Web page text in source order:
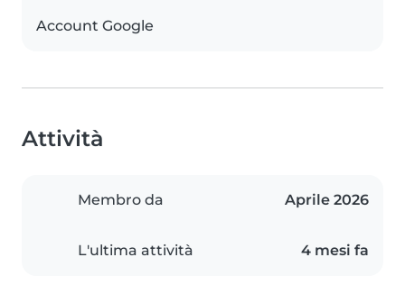
Account Google
Attività
Membro da Aprile 2026
L'ultima attività 4 mesi fa